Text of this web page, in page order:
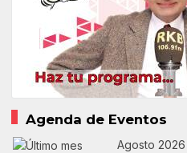
Agenda de Eventos
Agosto 2026